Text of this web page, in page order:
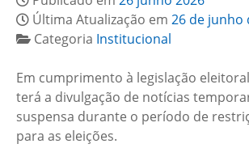
Última Atualização em 26 de junho
Categoria Institucional
Em cumprimento à legislação
terá a divulgação de notícias
suspensa durante o período de
para as eleições.